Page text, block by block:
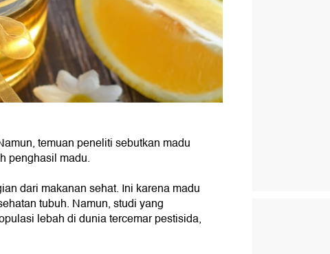
temuan peneliti sebutkan madu
penghasil madu.
dari makanan sehat. Ini karena madu
tubuh. Namun, studi yang
lebah di dunia tercemar pestisida,